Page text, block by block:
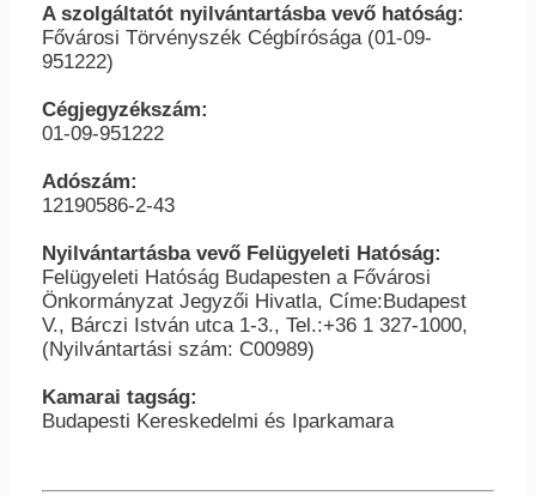
A szolgáltatót nyilvántartásba vevő hatóság:
Fővárosi Törvényszék Cégbírósága (01-09-
951222)
Cégjegyzékszám:
01-09-951222
Adószám:
12190586-2-43
Nyilvántartásba vevő Felügyeleti Hatóság:
Felügyeleti Hatóság Budapesten a Fővárosi
Önkormányzat Jegyzői Hivatla, Címe:Budapest
V., Bárczi István utca 1-3., Tel.:+36 1 327-1000,
(Nyilvántartási szám: C00989)
Kamarai tagság:
Budapesti Kereskedelmi és Iparkamara